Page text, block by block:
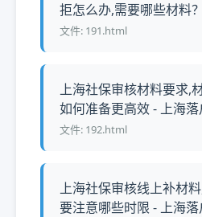
拒怎么办,需要哪些材料
文件: 191.html
上海社保审核材料要求,
如何准备更高效 - 上海落
文件: 192.html
上海社保审核线上补材
要注意哪些时限 - 上海落